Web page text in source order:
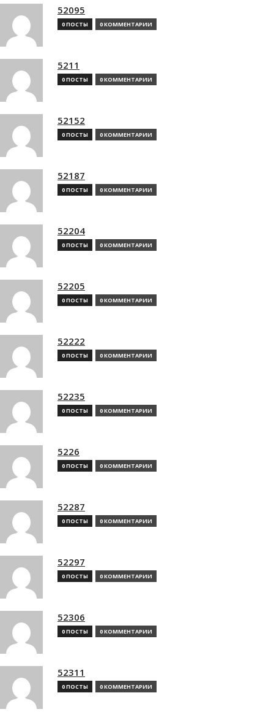
52095
0 ПОСТЫ 0 КОММЕНТАРИИ
5211
0 ПОСТЫ 0 КОММЕНТАРИИ
52152
0 ПОСТЫ 0 КОММЕНТАРИИ
52187
0 ПОСТЫ 0 КОММЕНТАРИИ
52204
0 ПОСТЫ 0 КОММЕНТАРИИ
52205
0 ПОСТЫ 0 КОММЕНТАРИИ
52222
0 ПОСТЫ 0 КОММЕНТАРИИ
52235
0 ПОСТЫ 0 КОММЕНТАРИИ
5226
0 ПОСТЫ 0 КОММЕНТАРИИ
52287
0 ПОСТЫ 0 КОММЕНТАРИИ
52297
0 ПОСТЫ 0 КОММЕНТАРИИ
52306
0 ПОСТЫ 0 КОММЕНТАРИИ
52311
0 ПОСТЫ 0 КОММЕНТАРИИ